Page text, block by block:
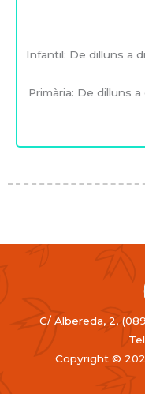
Infantil: De dilluns a
Primària: De dilluns
C/ Albereda, 2,
Copyright ©